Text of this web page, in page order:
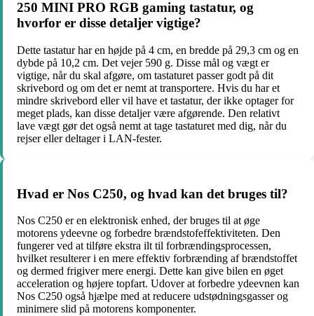
250 MINI PRO RGB gaming tastatur, og
hvorfor er disse detaljer vigtige?
Dette tastatur har en højde på 4 cm, en bredde på 29,3 cm og en
dybde på 10,2 cm. Det vejer 590 g. Disse mål og vægt er
vigtige, når du skal afgøre, om tastaturet passer godt på dit
skrivebord og om det er nemt at transportere. Hvis du har et
mindre skrivebord eller vil have et tastatur, der ikke optager for
meget plads, kan disse detaljer være afgørende. Den relativt
lave vægt gør det også nemt at tage tastaturet med dig, når du
rejser eller deltager i LAN-fester.
Hvad er Nos C250, og hvad kan det bruges til?
Nos C250 er en elektronisk enhed, der bruges til at øge
motorens ydeevne og forbedre brændstofeffektiviteten. Den
fungerer ved at tilføre ekstra ilt til forbrændingsprocessen,
hvilket resulterer i en mere effektiv forbrænding af brændstoffet
og dermed frigiver mere energi. Dette kan give bilen en øget
acceleration og højere topfart. Udover at forbedre ydeevnen kan
Nos C250 også hjælpe med at reducere udstødningsgasser og
minimere slid på motorens komponenter.